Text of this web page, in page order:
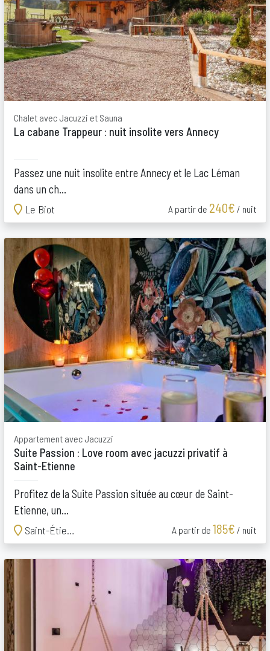
Chalet avec Jacuzzi et Sauna
La cabane Trappeur : nuit insolite vers Annecy
Passez une nuit insolite entre Annecy et le Lac Léman
dans un ch...
Le Biot
A partir de 240€ / nuit
Appartement avec Jacuzzi
Suite Passion : Love room avec jacuzzi privatif à
Saint-Etienne
Profitez de la Suite Passion située au cœur de Saint-
Etienne, un...
Saint-Étienne
A partir de 185€ / nuit